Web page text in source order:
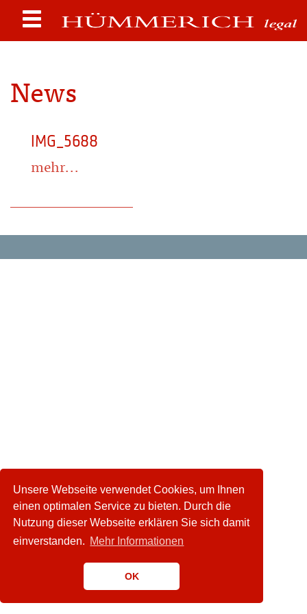
Unsere Webseite verwendet Cookies, um Ihnen
einen optimalen Service zu bieten. Durch die
Nutzung dieser Webseite erklären Sie sich damit
einverstanden. Mehr Informationen
OK
News
IMG_5688
mehr...